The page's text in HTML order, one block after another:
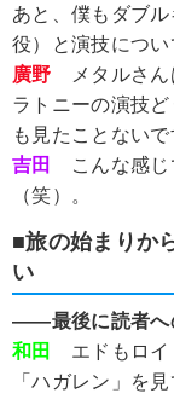
あと、僕もダブ
役）と演技につい
廣野 メタルさん
ラトニーの演技
も見たことないで
吉田
こんな感じ
（笑）。
■旅の始まりか
い
――最後に読者へ
和田
エドもロイ
「ハガレン」を